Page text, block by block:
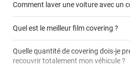
Comment laver une voiture avec un
Quel est le meilleur film covering ?
covering 2D
Quelle quantité de covering dois-je
recouvrir totalement mon véhicule ?